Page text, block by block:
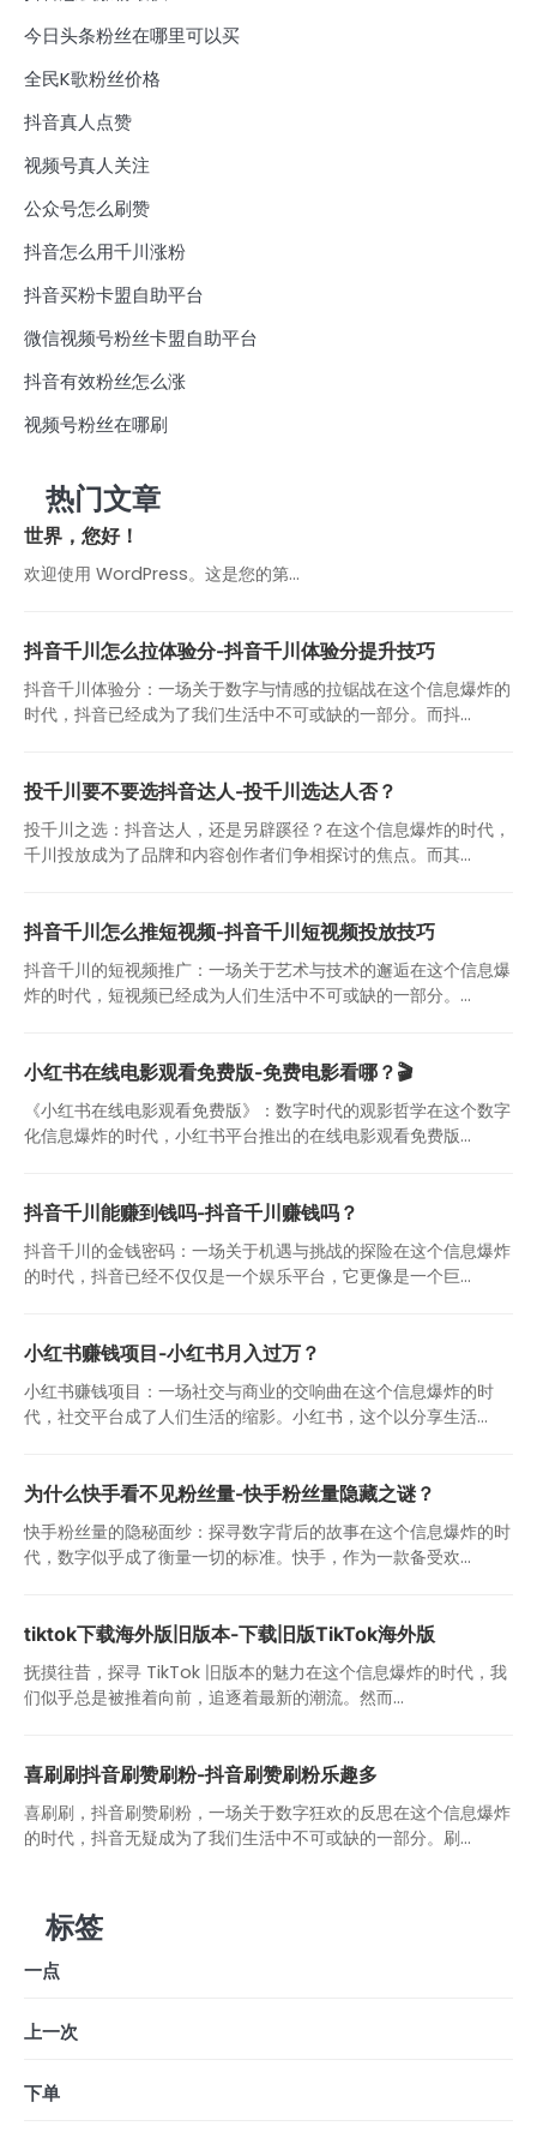
今日头条粉丝在哪里可以买
全民K歌粉丝价格
抖音真人点赞
视频号真人关注
公众号怎么刷赞
抖音怎么用千川涨粉
抖音买粉卡盟自助平台
微信视频号粉丝卡盟自助平台
抖音有效粉丝怎么涨
视频号粉丝在哪刷
热门文章
世界，您好！
欢迎使用 WordPress。这是您的第…
抖音千川怎么拉体验分-抖音千川体验分提升技巧
抖音千川体验分：一场关于数字与情感的拉锯战在这个信息爆炸的
时代，抖音已经成为了我们生活中不可或缺的一部分。而抖...
投千川要不要选抖音达人-投千川选达人否？
投千川之选：抖音达人，还是另辟蹊径？在这个信息爆炸的时代，
千川投放成为了品牌和内容创作者们争相探讨的焦点。而其...
抖音千川怎么推短视频-抖音千川短视频投放技巧
抖音千川的短视频推广：一场关于艺术与技术的邂逅在这个信息爆
炸的时代，短视频已经成为人们生活中不可或缺的一部分。...
小红书在线电影观看免费版-免费电影看哪？🎬
《小红书在线电影观看免费版》：数字时代的观影哲学在这个数字
化信息爆炸的时代，小红书平台推出的在线电影观看免费版...
抖音千川能赚到钱吗-抖音千川赚钱吗？
抖音千川的金钱密码：一场关于机遇与挑战的探险在这个信息爆炸
的时代，抖音已经不仅仅是一个娱乐平台，它更像是一个巨...
小红书赚钱项目-小红书月入过万？
小红书赚钱项目：一场社交与商业的交响曲在这个信息爆炸的时
代，社交平台成了人们生活的缩影。小红书，这个以分享生活...
为什么快手看不见粉丝量-快手粉丝量隐藏之谜？
快手粉丝量的隐秘面纱：探寻数字背后的故事在这个信息爆炸的时
代，数字似乎成了衡量一切的标准。快手，作为一款备受欢...
tiktok下载海外版旧版本-下载旧版TikTok海外版
抚摸往昔，探寻 TikTok 旧版本的魅力在这个信息爆炸的时代，我
们似乎总是被推着向前，追逐着最新的潮流。然而...
喜刷刷抖音刷赞刷粉-抖音刷赞刷粉乐趣多
喜刷刷，抖音刷赞刷粉，一场关于数字狂欢的反思在这个信息爆炸
的时代，抖音无疑成为了我们生活中不可或缺的一部分。刷...
标签
一点
上一次
下单